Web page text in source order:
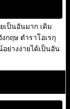
เป็นอันมาก เดิม
กฤษ ตำราโอเรกุ
ย่างง่ายได้เป็นอัน